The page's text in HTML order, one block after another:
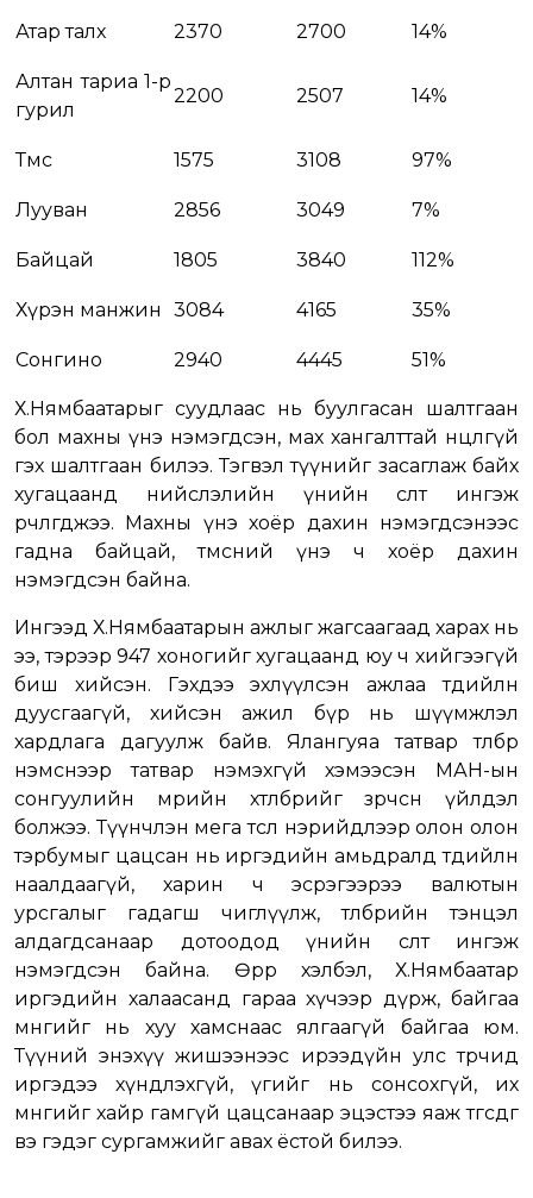
Атар талх 2370 2700 14%
Алтан тариа 1-р
гурил
2200 2507 14%
Төмс 1575 3108 97%
Лууван 2856 3049 7%
Байцай 1805 3840 112%
Хүрэн манжин 3084 4165 35%
Сонгино 2940 4445 51%
Х.Нямбаатарыг суудлаас нь буулгасан шалтгаан
бол махны үнэ нэмэгдсэн, мах хангалттай нөөцлөөгүй
гэх шалтгаан билээ. Тэгвэл түүнийг засаглаж байх
хугацаанд нийслэлийн үнийн өсөлт ингэж
өөрчлөгджээ. Махны үнэ хоёр дахин нэмэгдсэнээс
гадна байцай, төмсний үнэ ч хоёр дахин
нэмэгдсэн байна.
Ингээд Х.Нямбаатарын ажлыг жагсаагаад харах нь
ээ, тэрээр 947 хоногийг хугацаанд юу ч хийгээгүй
биш хийсэн. Гэхдээ эхлүүлсэн ажлаа төдийлөн
дуусгаагүй, хийсэн ажил бүр нь шүүмжлэл
хардлага дагуулж байв. Ялангуяа татвар төлбөр
нэмснээр татвар нэмэхгүй хэмээсэн МАН-ын
сонгуулийн мөрийн хөтөлбөрийг зөрчсөн үйлдэл
болжээ. Түүнчлэн мега төсөл нэрийдлээр олон олон
тэрбумыг цацсан нь иргэдийн амьдралд төдийлөн
наалдаагүй, харин ч эсрэгээрээ валютын
урсгалыг гадагш чиглүүлж, төлбөрийн тэнцэл
алдагдсанаар дотоодод үнийн өсөлт ингэж
нэмэгдсэн байна. Өөрөөр хэлбэл, Х.Нямбаатар
иргэдийн халаасанд гараа хүчээр дүрж, байгаа
мөнгийг нь хуу хамснаас ялгаагүй байгаа юм.
Түүний энэхүү жишээнээс ирээдүйн улс төрчид
иргэдээ хүндлэхгүй, үгийг нь сонсохгүй, их
мөнгийг хайр гамгүй цацсанаар эцэстээ яаж төгсдөг
вэ гэдэг сургамжийг авах ёстой билээ.